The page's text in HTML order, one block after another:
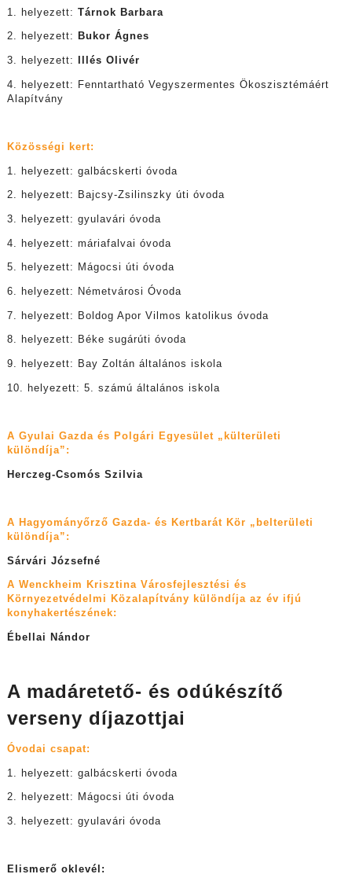
1. helyezett: Tárnok Barbara
2. helyezett: Bukor Ágnes
3. helyezett: Illés Olivér
4. helyezett: Fenntartható Vegyszermentes Ökoszisztémáért
Alapítvány
Közösségi kert:
1. helyezett: galbácskerti óvoda
2. helyezett: Bajcsy-Zsilinszky úti óvoda
3. helyezett: gyulavári óvoda
4. helyezett: máriafalvai óvoda
5. helyezett: Mágocsi úti óvoda
6. helyezett: Németvárosi Óvoda
7. helyezett: Boldog Apor Vilmos katolikus óvoda
8. helyezett: Béke sugárúti óvoda
9. helyezett: Bay Zoltán általános iskola
10. helyezett: 5. számú általános iskola
A Gyulai Gazda és Polgári Egyesület „külterületi
különdíja”:
Herczeg-Csomós Szilvia
A Hagyományőrző Gazda- és Kertbarát Kör „belterületi
különdíja”:
Sárvári Józsefné
A Wenckheim Krisztina Városfejlesztési és
Környezetvédelmi Közalapítvány különdíja az év ifjú
konyhakertészének:
Ébellai Nándor
A madáretető- és odúkészítő
verseny díjazottjai
Óvodai csapat:
1. helyezett: galbácskerti óvoda
2. helyezett: Mágocsi úti óvoda
3. helyezett: gyulavári óvoda
Elismerő oklevél: